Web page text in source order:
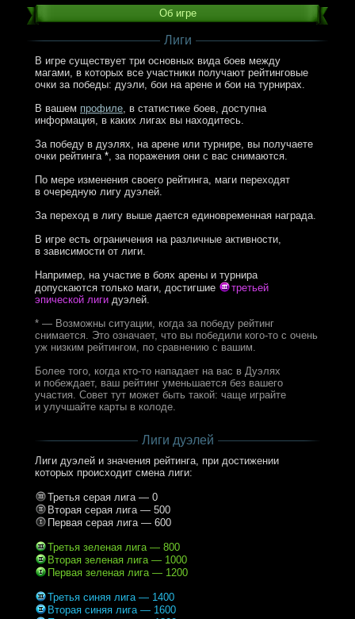
Об игре
Лиги
В игре существует три основных вида боев между
магами, в которых все участники получают рейтинговые
очки за победы: дуэли, бои на арене и бои на турнирах.
В вашем профиле, в статистике боев, доступна
информация, в каких лигах вы находитесь.
За победу в дуэлях, на арене или турнире, вы получаете
очки рейтинга *, за поражения они с вас снимаются.
По мере изменения своего рейтинга, маги переходят
в очередную лигу дуэлей.
За переход в лигу выше дается единовременная награда.
В игре есть ограничения на различные активности,
в зависимости от лиги.
Например, на участие в боях арены и турнира
допускаются только маги, достигшие
третьей
эпической лиги дуэлей.
* — Возможны ситуации, когда за победу рейтинг
снимается. Это означает, что вы победили кого-то с очень
уж низким рейтингом, по сравнению с вашим.
Более того, когда кто-то нападает на вас в Дуэлях
и побеждает, ваш рейтинг уменьшается без вашего
участия. Совет тут может быть такой: чаще играйте
и улучшайте карты в колоде.
Лиги дуэлей
Лиги дуэлей и значения рейтинга, при достижении
которых происходит смена лиги:
Третья серая лига — 0
Вторая серая лига — 500
Первая серая лига — 600
Третья зеленая лига — 800
Вторая зеленая лига — 1000
Первая зеленая лига — 1200
Третья синяя лига — 1400
Вторая синяя лига — 1600